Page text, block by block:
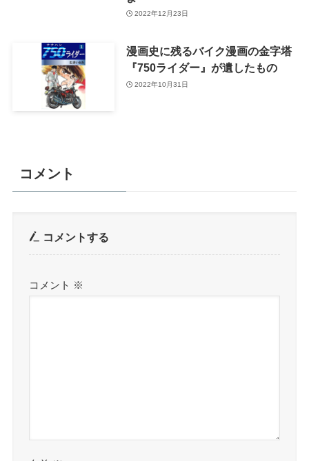
2022年12月23日
漫画史に残るバイク漫画の金字塔
『750ライダー』が遺したもの
2022年10月31日
コメント
コメントする
コメント ※